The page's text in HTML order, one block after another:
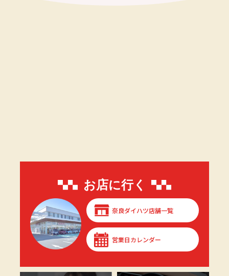
お店に行く
奈良ダイハツ店舗一覧
営業日カレンダー